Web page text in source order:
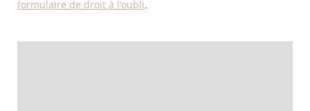
formulaire de droit à l’oubli.